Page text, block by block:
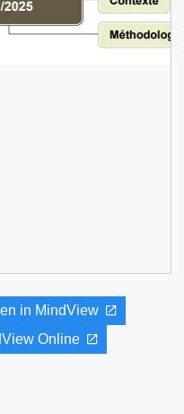
in MindView
Online